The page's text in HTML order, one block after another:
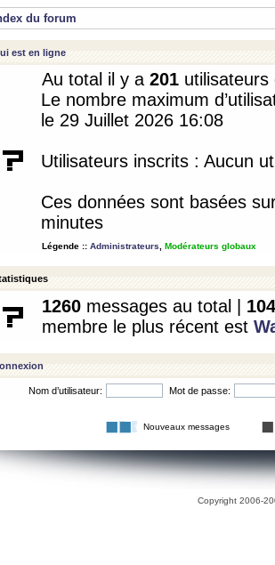
du forum
est en ligne
Au total il y a 201
Le nombre maximum
le 29 Juillet 2026 16:08
Utilisateurs inscrits : Aucun
Ces données sont basées
minutes
Légende :: Administrateurs Modérateurs globaux
1260 messages au total | 104
membre le plus récent est
Nom d’utilisateur: Mot de passe:
Nouveaux messages
Copyright 2006-